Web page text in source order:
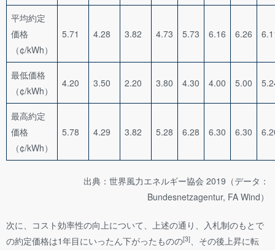
平均約定
価格
（¢/kWh）
5.71 4.28 3.82 4.73 5.73 6.16 6.26
最低価格
（¢/kWh）
4.20 3.50 2.20 3.80 4.30 4.00 5.00
最高約定
価格
（¢/kWh）
5.78 4.29 3.82 5.28 6.28 6.30 6.30
出典：世界風力エネルギー協会 2019（データ：
Bundesnetzagentur, FA Wind）
次に、コスト効率性の向上について、上述の通り、入札制のもとで
の約定価格は1年目にいったん下がったものの[3]、その後上昇に転